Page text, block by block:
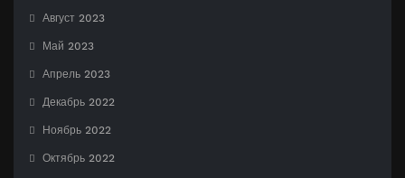
Август 2023
Май 2023
Апрель 2023
Декабрь 2022
Ноябрь 2022
Октябрь 2022